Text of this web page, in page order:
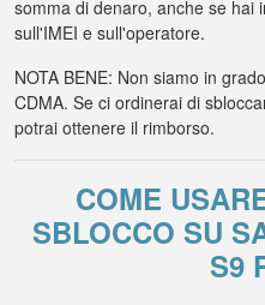
somma di denaro, anche se hai
sull'IMEI e sull'operatore.
NOTA BENE: Non siamo in
CDMA. Se ci ordinerai di
potrai ottenere il rimborso.
COME
SBLOCCO SU
S9